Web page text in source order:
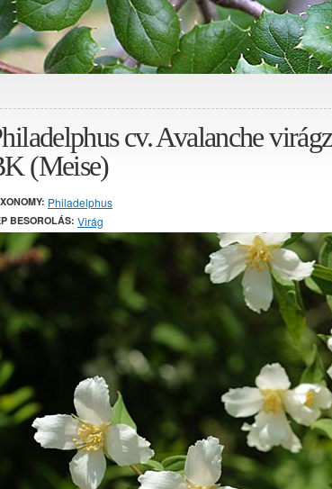
cv. Avalanche
(Meise)
Philadelphus
BESOROLÁS: Virág